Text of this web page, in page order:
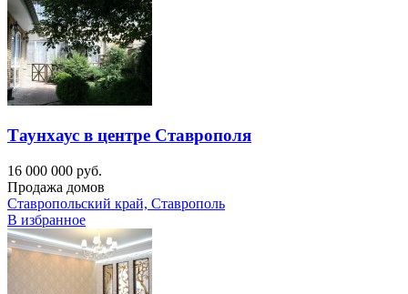
Таунхаус в центре Ставрополя
16 000 000 руб.
Продажа домов
Ставропольский край, Ставрополь
В избранное